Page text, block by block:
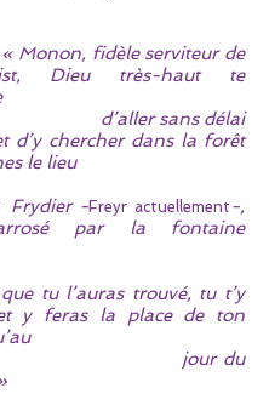
« Monon, fidèle serviteur de
Dieu très-haut te
sans délai
d’y chercher dans la forêt
le lieu
-Freyr actuellement -,
par la fontaine
tu l’auras trouvé, tu t’y
y feras la place de ton
jusqu’au
du